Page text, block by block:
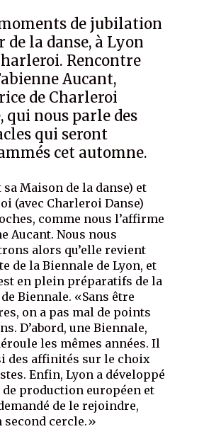
de jubilation
de la danse, à Lyon
Rencontre
Aucant,
de Charleroi
qui nous parle des
qui seront
cet automne.
sa Maison de la danse) et
(avec Charleroi Danse)
comme nous l’affirme
Aucant. Nous nous
alors qu’elle revient
de la Biennale de Lyon, et
en plein préparatifs de la
Biennale. «Sans être
on a pas mal de points
D’abord, une Biennale,
les mêmes années. Il
des affinités sur le choix
Enfin, Lyon a développé
production européen et
de le rejoindre,
second cercle.»